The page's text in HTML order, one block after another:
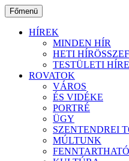
Ugrás
a
tartalomhoz
Főmenü
HÍREK
MINDEN HÍR
HETI
TESTÜLETI
ROVATOK
VÁROS
ÉS VIDÉKE
PORTRÉ
ÜGY
SZENTENDREI
MÚLTUNK